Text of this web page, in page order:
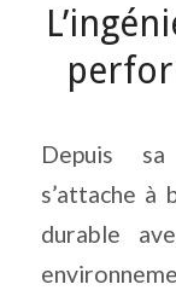
Depuis
s’attache à
durable